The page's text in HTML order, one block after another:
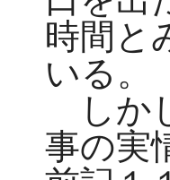
時間と
いる。
しか
事の実